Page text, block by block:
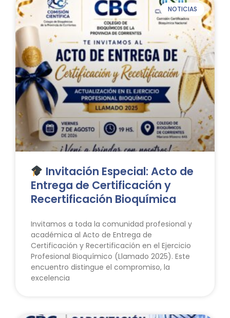
NOTICIAS
Invitación Especial: Acto de
Entrega de Certificación y
Recertificación Bioquímica
Invitamos a toda la comunidad profesional y
académica al Acto de Entrega de
Certificación y Recertificación en el Ejercicio
Profesional Bioquímico (Llamado 2025). Este
encuentro distingue el compromiso, la
excelencia